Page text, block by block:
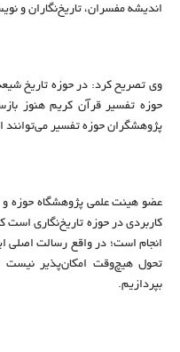
اندیشه مفسران، تاریخ‌نگاران و
وی تصریح کرد: در حوزه تاریخ شیعه
حوزه تفسیر قرآن کریم هنوز
پژوهشگران حوزه تفسیر
عضو هیئت علمی پژوهشگاه حوزه و
کاربردی در حوزه تاریخ‌نگاری
انجام است؛ در واقع رسالت اصلی
تحول هیچ‌وقت امکان‌پذیر نیست
بپردازیم.